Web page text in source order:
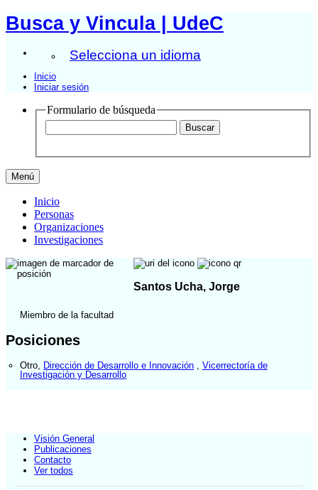
Busca y Vincula | UdeC
Selecciona un idioma
Inicio
Iniciar sesión
Formulario de búsqueda
Menú
Inicio
Personas
Organizaciones
Investigaciones
Santos Ucha, Jorge
Miembro de la facultad
Posiciones
Otro Dirección de Desarrollo e Innovación
Vicerrectoría de
Investigación y Desarrollo
Visión General
Publicaciones
Contacto
Ver todos